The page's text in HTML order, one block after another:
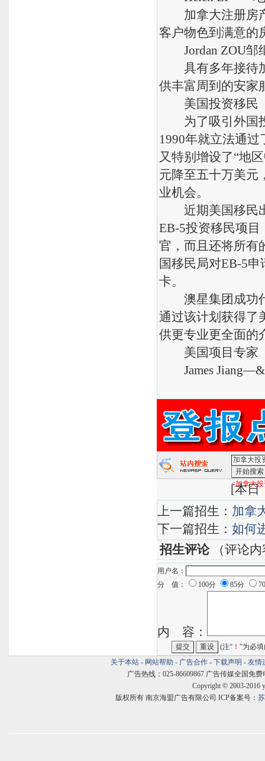
加拿大注册房产
客户物色到满意的
Jordan ZOU邹
具有多年接待加
供丰富周到的安家
美国投资移民
为了吸引外国投
1990年就立法通
又特别增设了“地
元降至五十万美元
业机会。
近期美国移民出
EB-5投资移民项
官，而且还将所有
国移民局对EB-5
卡。
澳星集团成功代
通过该计划获得了
供更专业更全面的
美国项目专家
James
<加拿大
[本日
上一篇招生： 加拿
下一篇招生： 如何
招生评论（评论内
用户名：
分 值：
100分 85分
内 容：
(注“ ！ ”为必
关于本站 - 网站帮助 - 广告合作 - 下载声明 - 友情
广告热线：025-86609867 广告传媒全国免费
Copyright © 2003-2016
版权所有 南京海盟广告有限公司 ICP备案号：